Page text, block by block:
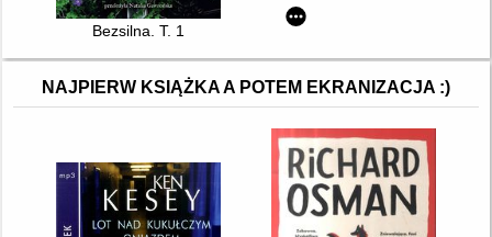
Bezsilna. T. 1
NAJPIERW KSIĄŻKA A POTEM EKRANIZACJA :)